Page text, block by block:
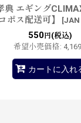
典 エギング
ポス配送可】
[JAN
550 円(税込)
希望小売価格: 4,169
カートに入れ